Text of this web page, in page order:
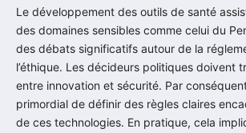
Le développement des outils de santé
des domaines sensibles comme celui du
des débats significatifs autour de la
l’éthique. Les décideurs politiques doivent
entre innovation et sécurité. Par
primordial de définir des règles claires
de ces technologies. En pratique, cela